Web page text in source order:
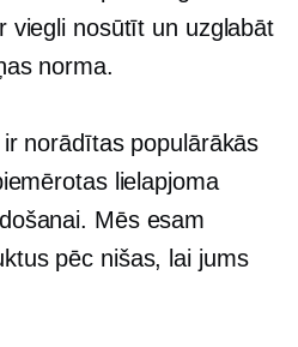
viegli nosūtīt un uzglabāt
norma.
norādītas populārākās
lielapjoma
Mēs esam
pēc nišas, lai jums